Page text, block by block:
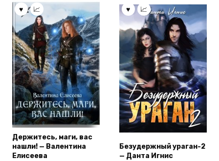
Держитесь, маги, вас
нашли! — Валентина
Елисеева
Безудержный ураган-2
— Данта Игнис